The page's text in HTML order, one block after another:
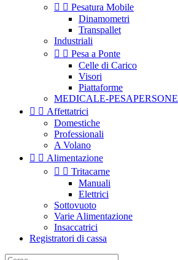
  Pesatura Mobile
Dinamometri
Transpallet
Industriali
  Pesa a Ponte
Celle di Carico
Visori
Piattaforme
MEDICALE-PESAPERSONE
  Affettatrici
Domestiche
Professionali
A Volano
  Alimentazione
  Tritacarne
Manuali
Elettrici
Sottovuoto
Varie Alimentazione
Insaccatrici
Registratori di cassa